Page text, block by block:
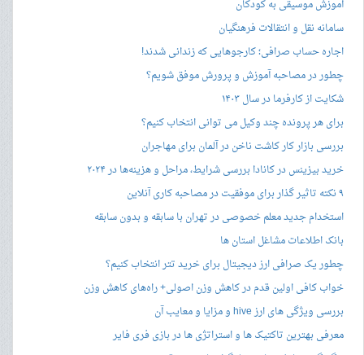
آموزش موسیقی به کودکان
سامانه نقل و انتقالات فرهنگیان
اجاره حساب صرافی؛ کارجوهایی که زندانی شدند!
چطور در مصاحبه‌ آموزش و پرورش موفق شویم؟
شکایت از کارفرما در سال ۱۴۰۳
برای هر پرونده چند وکیل می توانی انتخاب کنیم؟
بررسی بازار کار کاشت ناخن در آلمان برای مهاجران
خرید بیزینس در کانادا بررسی شرایط، مراحل و هزینه‌ها در ۲۰۲۴
۹ نکته تاثیر گذار برای موفقیت در مصاحبه کاری آنلاین
استخدام جدید معلم خصوصی در تهران با سابقه و بدون سابقه
بانک اطلاعات مشاغل استان ها
چطور یک صرافی ارز دیجیتال برای خرید تتر انتخاب کنیم؟
خواب کافی اولین قدم در کاهش وزن اصولی+ راه‌های کاهش وزن
بررسی ویژگی های ارز hive و مزایا و معایب آن
معرفی بهترین تاکتیک ها و استراتژی ها در بازی فری فایر